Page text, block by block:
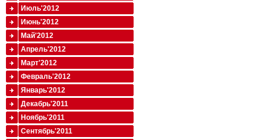
Июль'2012
Июнь'2012
Май'2012
Апрель'2012
Март'2012
Февраль'2012
Январь'2012
Декабрь'2011
Ноябрь'2011
Сентябрь'2011